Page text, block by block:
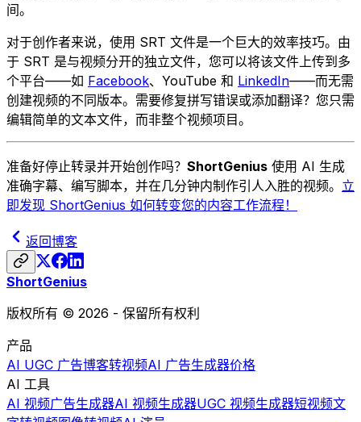
间。
对于创作者来说，使用 SRT 文件是一个巨大的效率技巧。由
于 SRT 是与视频分开的独立文件，您可以将该文件上传到多
个平台——如 Facebook、YouTube 和 LinkedIn——而无需
创建视频的不同版本。需要修复拼写错误或添加翻译？您只需
编辑简单的文本文件，而非整个视频项目。
准备好停止转录并开始创作吗？ ShortGenius 使用 AI 生成
准确字幕、编写脚本，并在几分钟内制作引人入胜的视频。 立
即发现 ShortGenius 如何转变您的内容工作流程！
返回博客
ShortGenius
版权所有 © 2026 - 保留所有权利
产品
AI UGC 广告博客转视频AI 广告生成器价格
AI 工具
AI 视频广告生成器AI 视频生成器UGC 视频生成器短视频文